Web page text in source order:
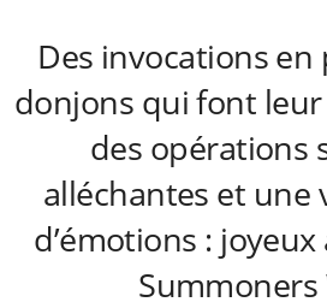
Des invocations en
donjons qui font
des opérations
alléchantes et une
d’émotions :
Summoners